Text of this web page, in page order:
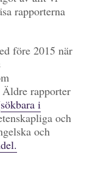
rapporterna
före 2015 när
rapporter
sökbara i
och
och